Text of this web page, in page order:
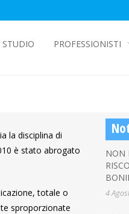
STUDIO PROFESSIONISTI
la disciplina di
è stato abrogato
totale o
sproporzionate
NON
4